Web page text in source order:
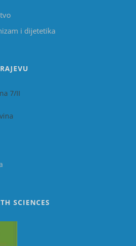
i dijetetika
7/II
SCIENCES